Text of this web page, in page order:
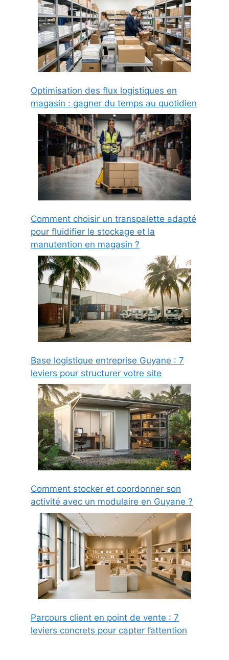
Optimisation des flux logistiques en
magasin : gagner du temps au quotidien
Comment choisir un transpalette adapté
pour fluidifier le stockage et la
manutention en magasin ?
Base logistique entreprise Guyane : 7
leviers pour structurer votre site
Comment stocker et coordonner son
activité avec un modulaire en Guyane ?
Parcours client en point de vente : 7
leviers concrets pour capter l’attention